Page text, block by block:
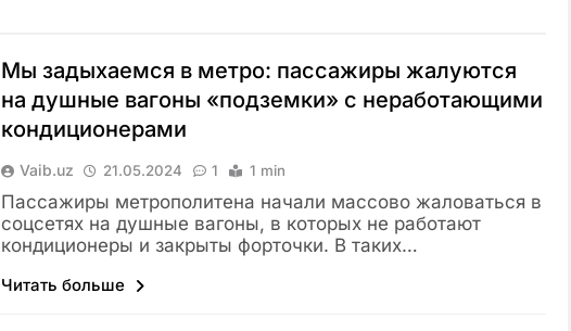
Мы задыхаемся в метро: пассажиры жалуются
на душные вагоны «подземки» с неработающими
кондиционерами
Vaib.uz 21.05.2024 1 1 min
Пассажиры метрополитена начали массово жаловаться в
соцсетях на душные вагоны, в которых не работают
кондиционеры и закрыты форточки. В таких…
Читать больше